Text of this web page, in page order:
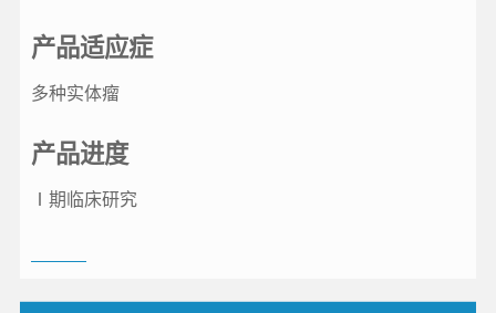
产品适应症
多种实体瘤
产品进度
Ⅰ期临床研究